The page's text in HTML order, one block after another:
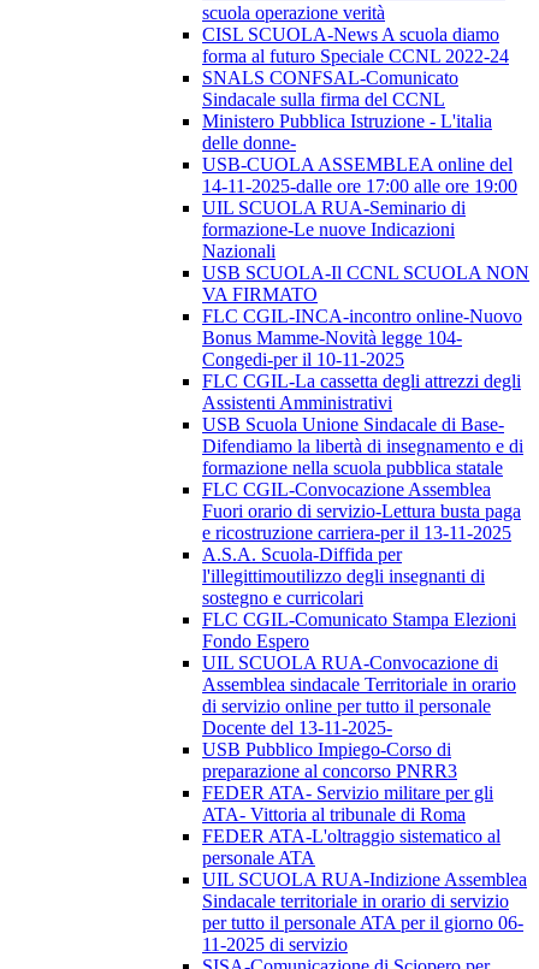
scuola operazione verità
CISL SCUOLA-News A scuola diamo
forma al futuro Speciale CCNL 2022-24
SNALS CONFSAL-Comunicato
Sindacale sulla firma del CCNL
Ministero Pubblica Istruzione - L'italia
delle donne-
USB-CUOLA ASSEMBLEA online del
14-11-2025-dalle ore 17:00 alle ore 19:00
UIL SCUOLA RUA-Seminario di
formazione-Le nuove Indicazioni
Nazionali
USB SCUOLA-Il CCNL SCUOLA NON
VA FIRMATO
FLC CGIL-INCA-incontro online-Nuovo
Bonus Mamme-Novità legge 104-
Congedi-per il 10-11-2025
FLC CGIL-La cassetta degli attrezzi degli
Assistenti Amministrativi
USB Scuola Unione Sindacale di Base-
Difendiamo la libertà di insegnamento e di
formazione nella scuola pubblica statale
FLC CGIL-Convocazione Assemblea
Fuori orario di servizio-Lettura busta paga
e ricostruzione carriera-per il 13-11-2025
A.S.A. Scuola-Diffida per
l'illegittimoutilizzo degli insegnanti di
sostegno e curricolari
FLC CGIL-Comunicato Stampa Elezioni
Fondo Espero
UIL SCUOLA RUA-Convocazione di
Assemblea sindacale Territoriale in orario
di servizio online per tutto il personale
Docente del 13-11-2025-
USB Pubblico Impiego-Corso di
preparazione al concorso PNRR3
FEDER ATA- Servizio militare per gli
ATA- Vittoria al tribunale di Roma
FEDER ATA-L'oltraggio sistematico al
personale ATA
UIL SCUOLA RUA-Indizione Assemblea
Sindacale territoriale in orario di servizio
per tutto il personale ATA per il giorno 06-
11-2025 di servizio